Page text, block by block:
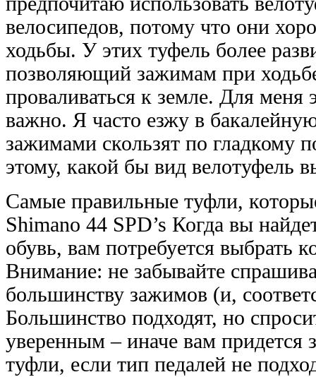
велосипедов, потому что они
ходьбы. У этих туфель более
позволяющий зажимам при
проваливаться к земле. Для меня
важно. Я часто езжу в
зажимами скользят по гладкому
этому, какой бы вид велотуфель
Самые правильные туфли,
Shimano 44 SPD’s Когда вы
обувь, вам потребуется выбрать
Внимание: не забывайте
большинству зажимов (и,
Большинство подходят, но
уверенным – иначе вам придется
туфли, если тип педалей не